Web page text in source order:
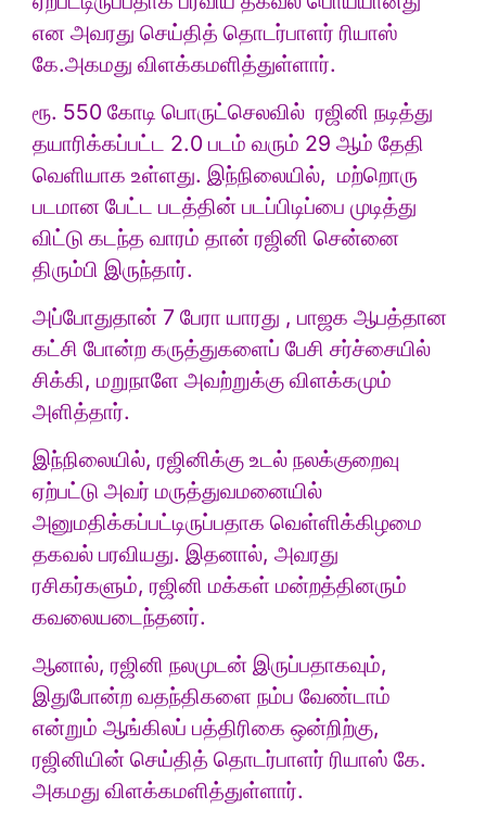
என அவரது செய்தித் தொடர்பாளர் ரியாஸ்
கே.அகமது விளக்கமளித்துள்ளார்.
ரூ. 550 கோடி பொருட்செலவில் ரஜினி நடித்து
தயாரிக்கப்பட்ட 2.0 படம் வரும் 29 ஆம் தேதி
வெளியாக உள்ளது. இந்நிலையில், மற்றொரு
படமான பேட்ட படத்தின் படப்பிடிப்பை முடித்து
விட்டு கடந்த வாரம் தான் ரஜினி சென்னை
திரும்பி இருந்தார்.
அப்போதுதான் 7 பேரா யாரது , பாஜக ஆபத்தான
கட்சி போன்ற கருத்துகளைப் பேசி சர்ச்சையில்
சிக்கி, மறுநாளே அவற்றுக்கு விளக்கமும்
அளித்தார்.
இந்நிலையில், ரஜினிக்கு உடல் நலக்குறைவு
ஏற்பட்டு அவர் மருத்துவமனையில்
அனுமதிக்கப்பட்டிருப்பதாக வெள்ளிக்கிழமை
தகவல் பரவியது. இதனால், அவரது
ரசிகர்களும், ரஜினி மக்கள் மன்றத்தினரும்
கவலையடைந்தனர்.
ஆனால், ரஜினி நலமுடன் இருப்பதாகவும்,
இதுபோன்ற வதந்திகளை நம்ப வேண்டாம்
என்றும் ஆங்கிலப் பத்திரிகை ஒன்றிற்கு,
ரஜினியின் செய்தித் தொடர்பாளர் ரியாஸ் கே.
அகமது விளக்கமளித்துள்ளார்.